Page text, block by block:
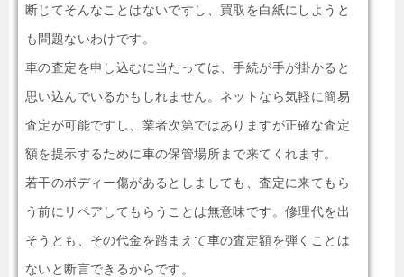
断じてそんなことはないですし、買取を白紙にしようと
も問題ないわけです。
車の査定を申し込むに当たっては、手続が手が掛かると
思い込んでいるかもしれません。ネットなら気軽に簡易
査定が可能ですし、業者次第ではありますが正確な査定
額を提示するために車の保管場所まで来てくれます。
若干のボディー傷があるとしましても、査定に来てもら
う前にリペアしてもらうことは無意味です。修理代を出
そうとも、その代金を踏まえて車の査定額を弾くことは
ないと断言できるからです。